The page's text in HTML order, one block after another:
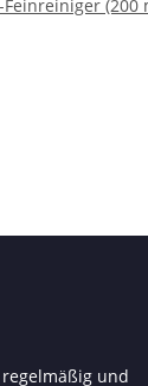
(200
regelmäßig und